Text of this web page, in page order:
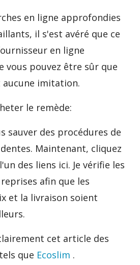
en ligne approfondies
il s'est avéré que ce
en ligne
vous pouvez être sûr que
aucune imitation.
le remède:
sauver des procédures de
Maintenant, cliquez
des liens ici. Je vérifie les
afin que les
et la livraison soient
cet article des
que Ecoslim .